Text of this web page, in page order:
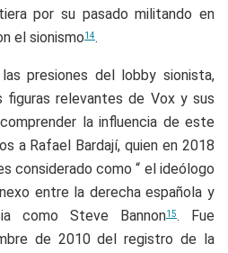
por su pasado militando en
el sionismo14.
presiones del lobby sionista,
figuras relevantes de Vox y sus
la influencia de este
a Rafael Bardají, quien en 2018
considerado como “ el ideólogo
entre la derecha española y
como Steve Bannon15. Fue
de 2010 del registro de la